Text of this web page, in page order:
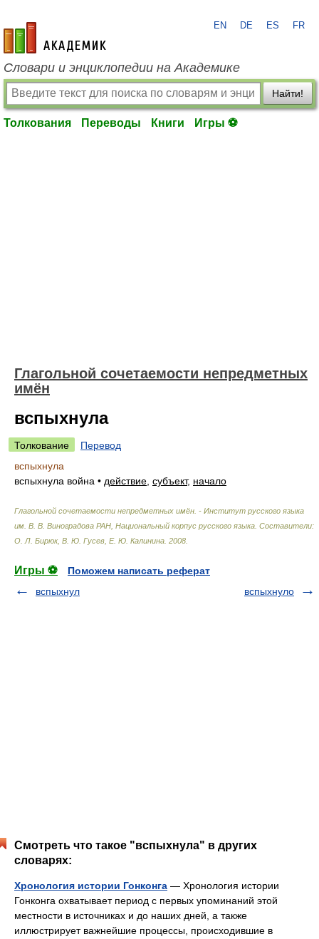
academic.ru
EN DE ES FR
Словари и энциклопедии на Академике
Найти!
Толкования Переводы Книги Игры ⚽
Глагольной сочетаемости непредметных
имён
вспыхнула
Толкование
Перевод
вспыхнула
вспыхнула война • действие субъект, начало
Глагольной сочетаемости непредметных имён. - Институт русского языка
им. В. В. Виноградова РАН, Национальный корпус русского языка Составители:
О. Л. Бирюк, В. Ю. Гусев, Е. Ю. Калинина 2008
Игры ⚽
Поможем написать реферат
вспыхнул
вспыхнуло
Смотреть что такое "вспыхнула" в других
словарях:
Хронология истории Гонконга — Хронология истории
Гонконга охватывает период с первых упоминаний этой
местности в источниках и до наших дней, а также
иллюстрирует важнейшие процессы, происходившие в